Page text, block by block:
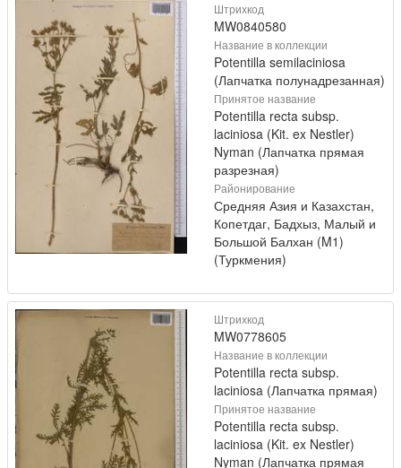
Штрихкод
MW0840580
Название в коллекции
Potentilla semilaciniosa
(Лапчатка полунадрезанная)
Принятое название
Potentilla recta subsp.
laciniosa (Kit. ex Nestler)
Nyman (Лапчатка прямая
разрезная)
Районирование
Средняя Азия и Казахстан,
Копетдаг, Бадхыз, Малый и
Большой Балхан (M1)
(Туркмения)
Штрихкод
MW0778605
Название в коллекции
Potentilla recta subsp.
laciniosa (Лапчатка прямая)
Принятое название
Potentilla recta subsp.
laciniosa (Kit. ex Nestler)
Nyman (Лапчатка прямая